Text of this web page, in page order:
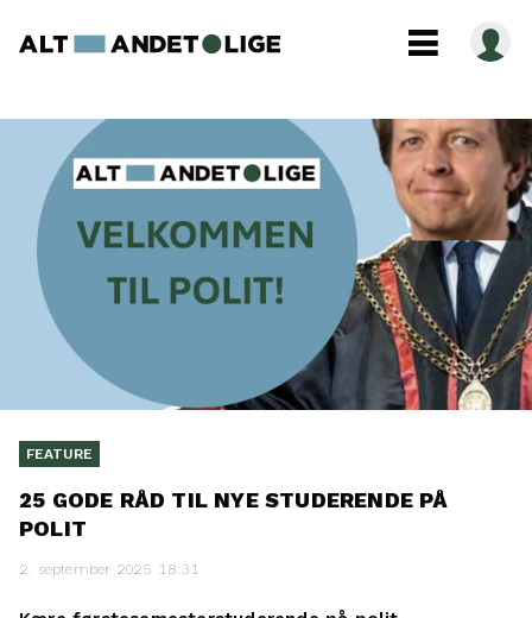
FEATURE
25 GODE RÅD TIL NYE STUDERENDE PÅ
POLIT
2. september 2025 18:31